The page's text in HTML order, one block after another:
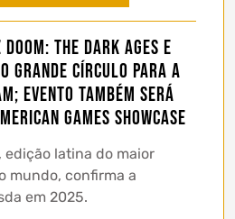
The Dark Ages e
Grande Círculo para a
evento também será
Games Showcase
edição latina do maior
mundo, confirma a
em 2025.